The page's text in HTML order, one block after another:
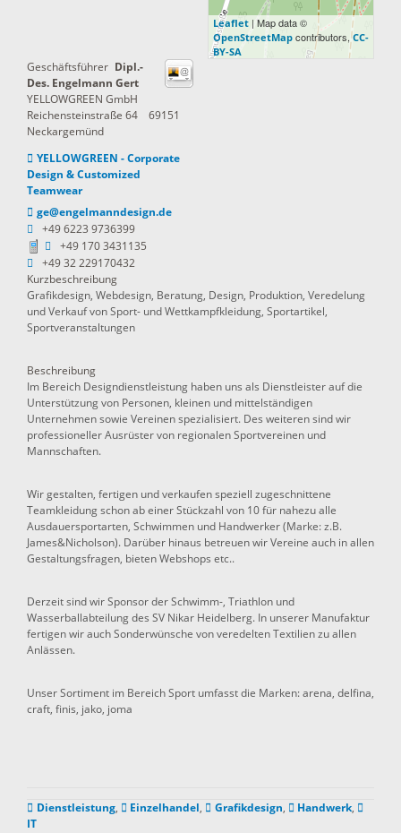
Leaflet| Map data ©
OpenStreetMapcontributors,CC-
BY-SA
Geschäftsführer Dipl.-
Des. Engelmann Gert
YELLOWGREEN GmbH
Reichensteinstraße 64
69151
Neckargemünd
YELLOWGREEN - Corporate
Design & Customized
Teamwear
ge@engelmanndesign.de
+49 6223 9736399
+49 170 3431135
+49 32 229170432
Kurzbeschreibung
Grafikdesign, Webdesign, Beratung, Design, Produktion, Veredelung
und Verkauf von Sport- und Wettkampfkleidung, Sportartikel,
Sportveranstaltungen
Beschreibung
Im Bereich Designdienstleistung haben uns als Dienstleister auf die
Unterstützung von Personen, kleinen und mittelständigen
Unternehmen sowie Vereinen spezialisiert. Des weiteren sind wir
professioneller Ausrüster von regionalen Sportvereinen und
Mannschaften.
Wir gestalten, fertigen und verkaufen speziell zugeschnittene
Teamkleidung schon ab einer Stückzahl von 10 für nahezu alle
Ausdauersportarten, Schwimmen und Handwerker (Marke: z.B.
James&Nicholson). Darüber hinaus betreuen wir Vereine auch in allen
Gestaltungsfragen, bieten Webshops etc..
Derzeit sind wir Sponsor der Schwimm-, Triathlon und
Wasserballabteilung des SV Nikar Heidelberg. In unserer Manufaktur
fertigen wir auch Sonderwünsche von veredelten Textilien zu allen
Anlässen.
Unser Sortiment im Bereich Sport umfasst die Marken: arena, delfina,
craft, finis, jako, joma
Dienstleistung, Einzelhandel, Grafikdesign, Handwerk,
IT